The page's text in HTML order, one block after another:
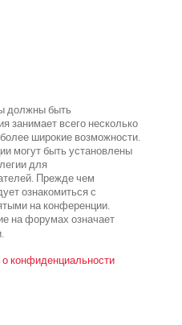
должны быть
занимает всего несколько
широкие возможности.
могут быть установлены
для
Прежде чем
ознакомиться с
на конференции.
на форумах означает
конфиденциальности